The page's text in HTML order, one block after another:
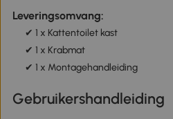
Leveringsomvang:
✔ 1 x Kattentoilet kast
✔ 1 x Krabmat
✔ 1 x Montagehandleiding
Gebruikershandleiding